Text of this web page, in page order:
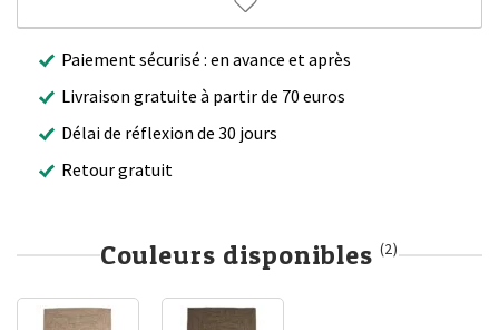
Paiement sécurisé : en avance et après
Livraison gratuite à partir de 70 euros
Délai de réflexion de 30 jours
Retour gratuit
Couleurs disponibles (2)